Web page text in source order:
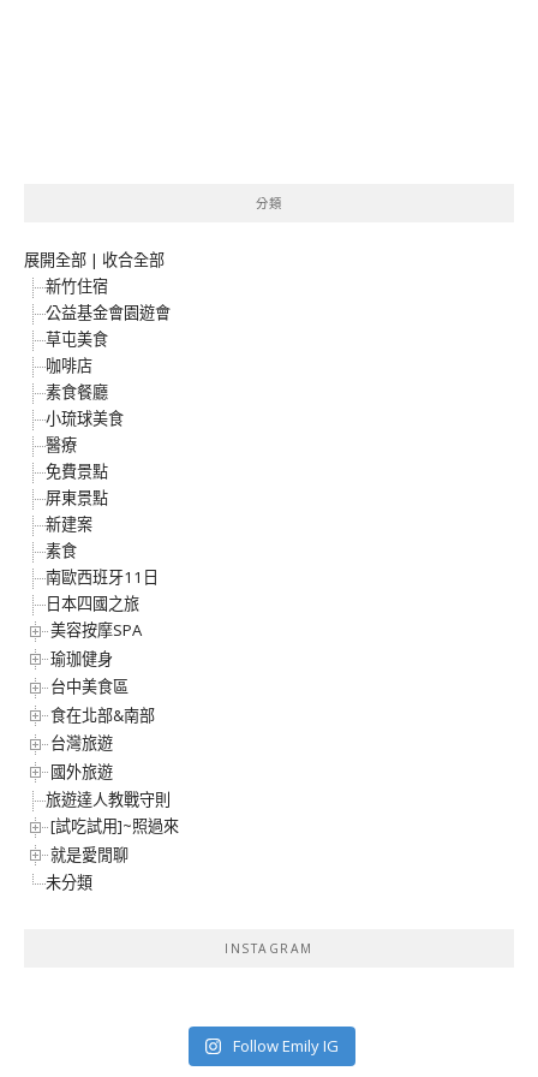
分類
展開全部 | 收合全部
新竹住宿
公益基金會園遊會
草屯美食
咖啡店
素食餐廳
小琉球美食
醫療
免費景點
屏東景點
新建案
素食
南歐西班牙11日
日本四國之旅
美容按摩SPA
瑜珈健身
台中美食區
食在北部&南部
台灣旅遊
國外旅遊
旅遊達人教戰守則
[試吃試用]~照過來
就是愛閒聊
未分類
INSTAGRAM
Follow Emily IG